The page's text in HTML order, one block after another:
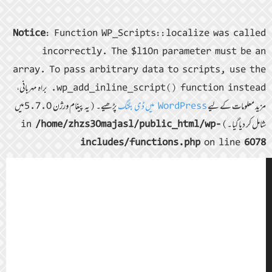
Notice: Function WP_Scripts::localize was called
incorrectly. The $l10n parameter must be an
array. To pass arbitrary data to scripts, use the
wp_add_inline_script() function instead. براہ مہربانی،
مزید معلومات کے لیےWordPress میں ڈی بگنگ
پڑھیے۔ (یہ پیغام ورژن 5.7.0 میں
شامل کر دیا گیا۔) in/home/zhzs30majasl/public_html/wp-
includes/functions.php on line 6078